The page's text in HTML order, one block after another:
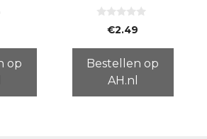
op
5
€2.49
Bestellen op
AH.nl